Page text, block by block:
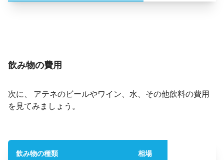
飲み物の費用
次に、 アテネのビールやワイン、水、その他飲料の費用
を見てみましょう。
飲み物の種類 相場